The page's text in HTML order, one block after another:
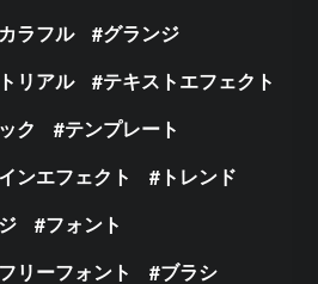
カラフル
グランジ
リアル
テキストエフェクト
ク
テンプレート
ンエフェクト
トレンド
フォント
フリーフォント
ブラシ